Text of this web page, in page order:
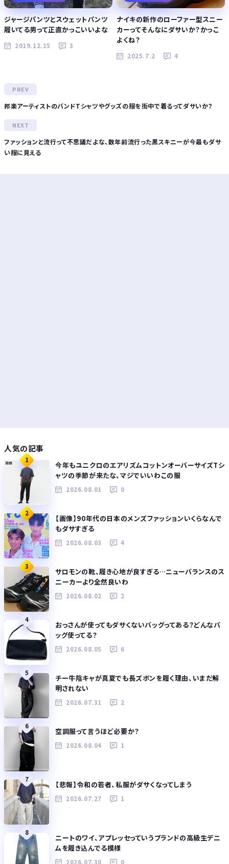
ジャージパンツとスウェットパンツ
履いてる男って正直かっこいいよな
2019.12.15 3
ナイキの新作のローファー型スニー
カーってそんなにダサいか？かっこ
よくね？
2025.7.2 4
邦楽アーティストのバンドTシャツやグッズの服を街中で着るってダサいか？
ファッションと流行って不思議だよな、数年前流行った黒スキニーが今最もダサ
い服に見える
人気の記事
1
今年もユニクロのエアリズムコットンオーバーサイズTシ
ャツの季節が来たな、マジでいいわこの服
2026.08.01 0
2
【画像】90年代の日本のメンズファッションいくらなんで
もダサすぎる
2026.08.03 4
3
サロモンの靴、履き心地が良すぎる…ニューバランスのス
ニーカーより全然良いわ
2026.08.02 2
4
おっさんが使ってもダサくないバッグってある？どんなバ
ッグ使ってる？
2026.08.05 6
5
チー牛陰キャが真夏でも長ズボンを履く理由、いまだ解
明されない
2026.07.31 2
6
空調服って言うほど必要か？
2026.08.04 1
7
【悲報】令和の若者、私服がダサくなってしまう
2026.07.27 1
8
ニートのワイ、アプレッセっていうブランドの高級生デニ
ムを履き込んでる模様
2026.07.30 0